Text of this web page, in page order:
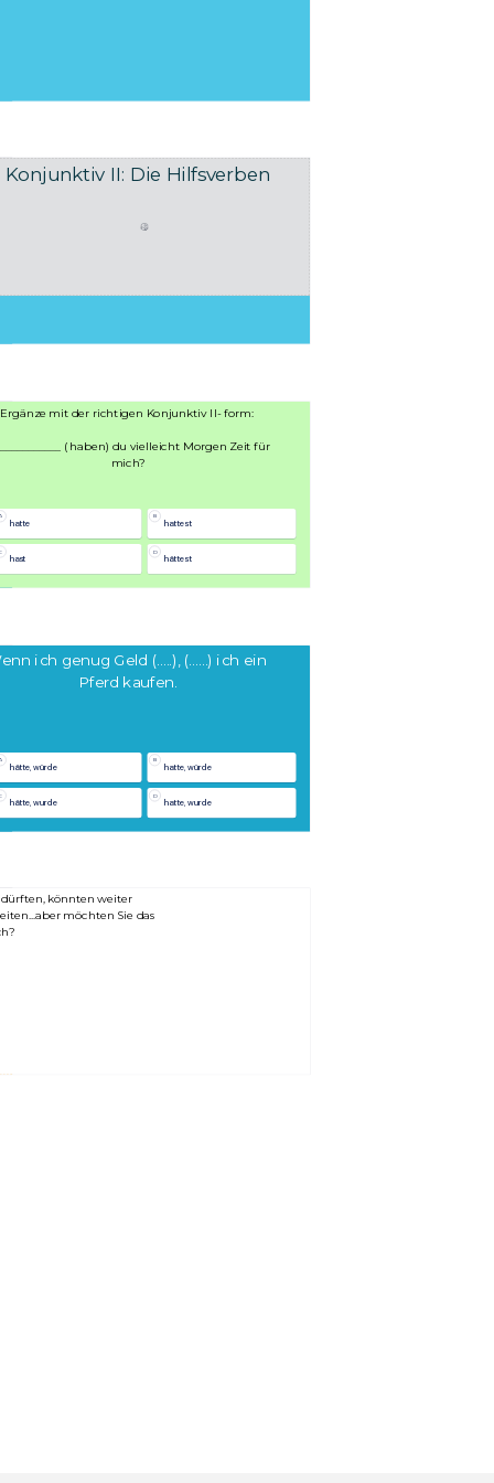
Konjunktiv II: Die Hilfsverben
Ergänze mit der richtigen Konjunktiv II- form:
( haben) du vielleicht Morgen Zeit für
mich?
A
hatte hattest
C
hast
D
hättest
ich genug Geld (.....), (......) ich ein
Pferd kaufen.
A
hätte, würde
B
hatte, würde
C
hätte, wurde
D
hatte, wurde
dürften, könnten weiter
möchten Sie das